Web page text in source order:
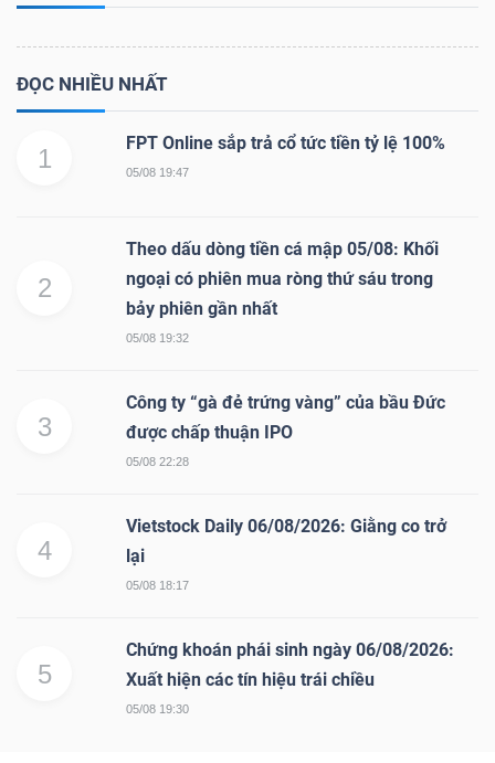
ĐỌC NHIỀU NHẤT
1
FPT Online sắp trả cổ tức tiền tỷ lệ 100%
05/08 19:47
2
Theo dấu dòng tiền cá mập 05/08: Khối
ngoại có phiên mua ròng thứ sáu trong
bảy phiên gần nhất
05/08 19:32
3
Công ty “gà đẻ trứng vàng” của bầu Đức
được chấp thuận IPO
05/08 22:28
4
Vietstock Daily 06/08/2026: Giằng co trở
lại
05/08 18:17
5
Chứng khoán phái sinh ngày 06/08/2026:
Xuất hiện các tín hiệu trái chiều
05/08 19:30